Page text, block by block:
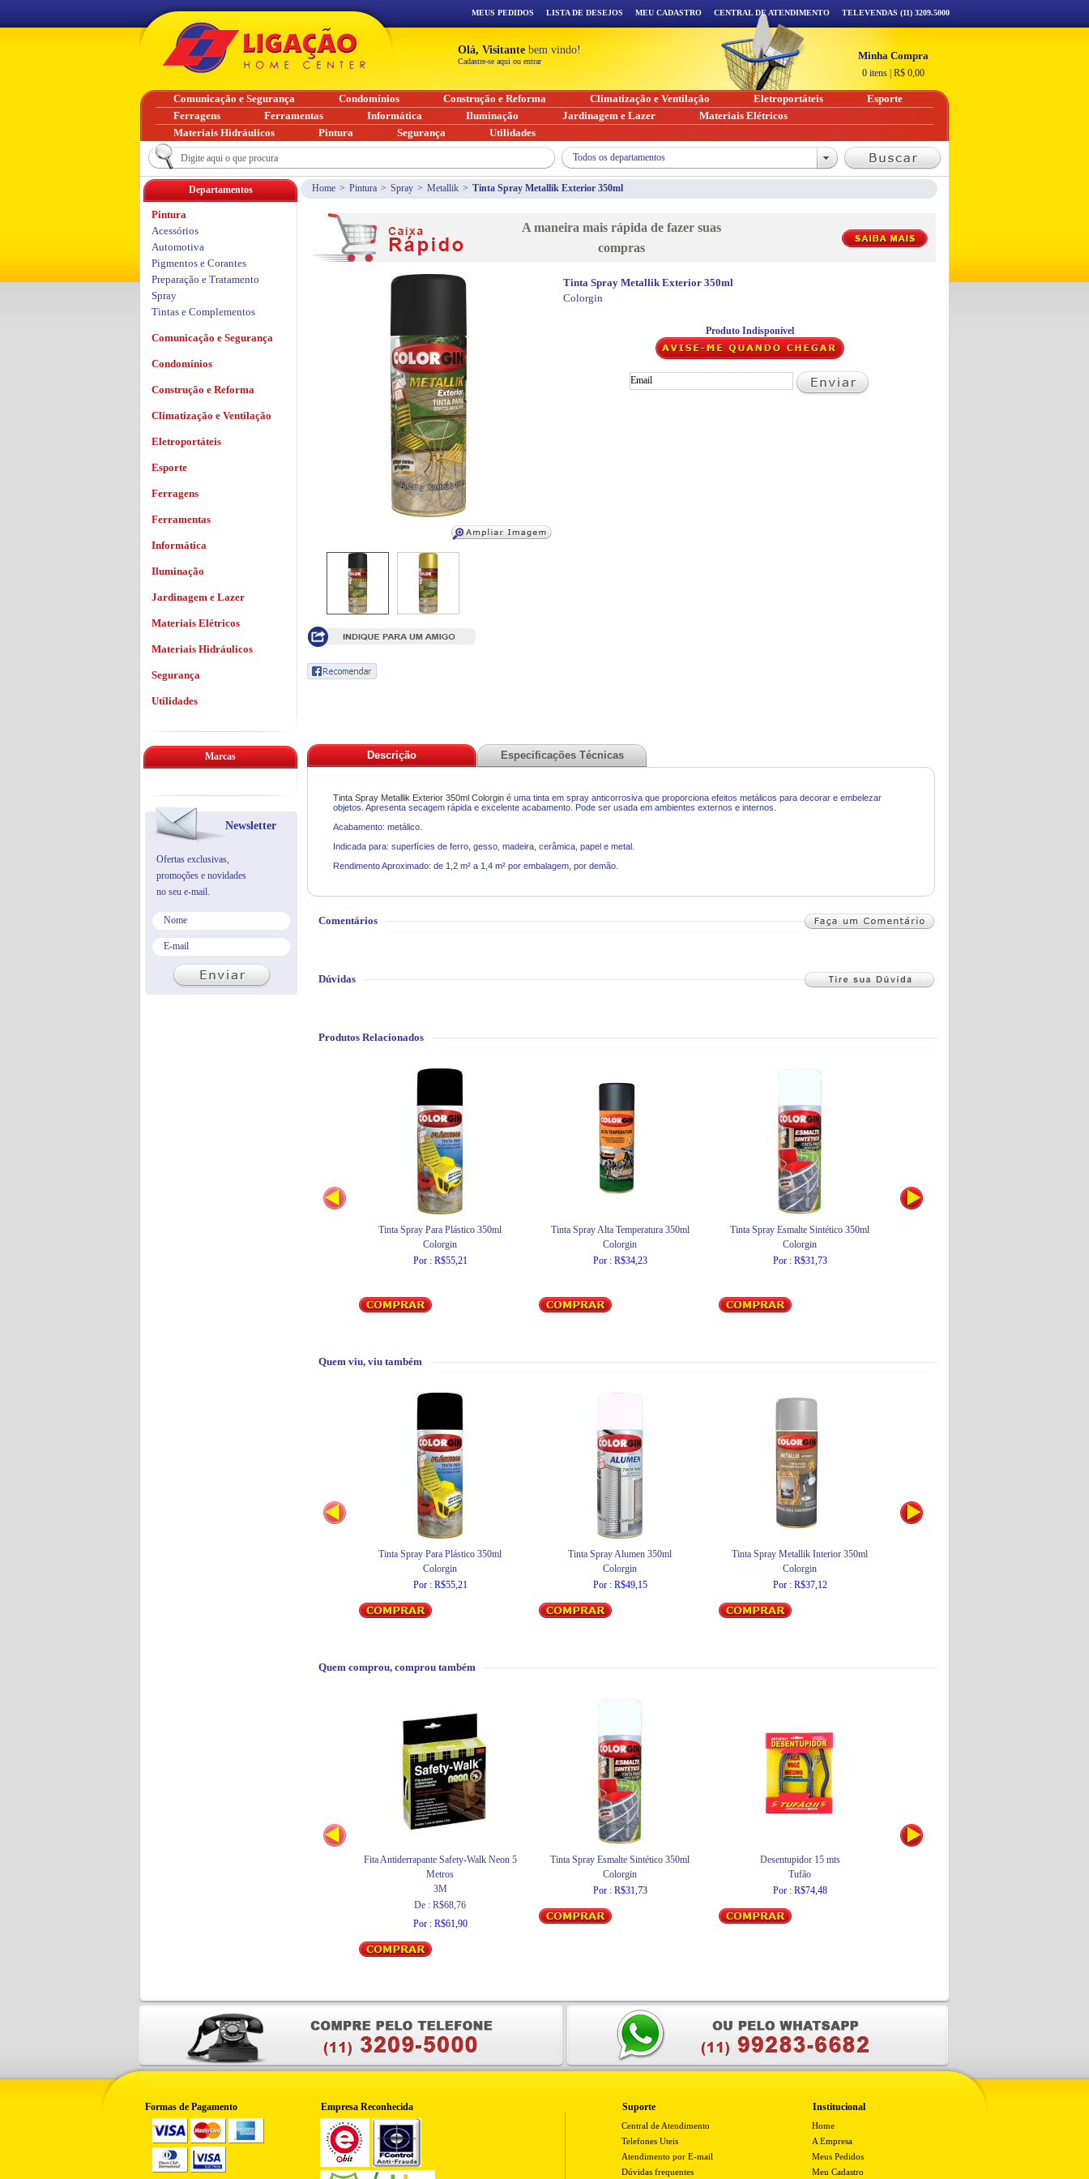
Home > Pintura > Spray > Metallik > Tinta Spray Metallik Exterior 350ml
A maneira mais rápida de fazer suas
compras
Tinta Spray Metallik Exterior 350ml
Colorgin
Produto Indisponível
Descrição Especificações Técnicas
Tinta Spray Metallik Exterior 350ml Colorgin é uma tinta em spray anticorrosiva que proporciona efeitos metálicos para decorar e embelezar
objetos. Apresenta secagem rápida e excelente acabamento. Pode ser usada em ambientes externos e internos.
Acabamento: metálico.
Indicada para: superfícies de ferro, gesso, madeira, cerâmica, papel e metal.
Rendimento Aproximado: de 1,2 m² a 1,4 m² por embalagem, por demão.
Comentários
Dúvidas
Produtos Relacionados
Tinta Spray Para Plástico 350ml
Colorgin
Por : R$55,21
Tinta Spray Alta Temperatura 350ml
Colorgin
Por : R$34,23
Tinta Spray Esmalte Sintético 350ml
Colorgin
Por : R$31,73
Quem viu, viu também
Tinta Spray Para Plástico 350ml
Colorgin
Por : R$55,21
Tinta Spray Alumen 350ml
Colorgin
Por : R$49,15
Tinta Spray Metallik Interior 350ml
Colorgin
Por : R$37,12
Quem comprou, comprou também
Fita Antiderrapante Safety-Walk Neon 5
Metros
3M
De : R$68,76
Por : R$61,90
Tinta Spray Esmalte Sintético 350ml
Colorgin
Por : R$31,73
Desentupidor 15 mts
Tufão
Por : R$74,48
Departamentos
Pintura
Acessórios
Automotiva
Pigmentos e Corantes
Preparação e Tratamento
Spray
Tintas e Complementos
Comunicação e Segurança
Condomínios
Construção e Reforma
Climatização e Ventilação
Eletroportáteis
Esporte
Ferragens
Ferramentas
Informática
Iluminação
Jardinagem e Lazer
Materiais Elétricos
Materiais Hidráulicos
Segurança
Utilidades
Marcas
Newsletter
Ofertas exclusivas,
promoções e novidades
no seu e-mail.
MEUS PEDIDOS LISTA DE DESEJOS MEU CADASTRO CENTRAL DE ATENDIMENTO TELEVENDAS (11) 3209.5000
Olá, Visitante bem vindo!
Cadastre-se aqui ou entrar Minha Compra
0 itens R$ 0,00
Comunicação e Segurança Condomínios Construção e Reforma Climatização e Ventilação Eletroportáteis
Esporte
Ferragens
Ferramentas Informática Iluminação Jardinagem e Lazer
Materiais Elétricos
Materiais Hidráulicos
Pintura Segurança Utilidades
Todos os departamentos
Formas de Pagamento Empresa Reconhecida Suporte
Central de Atendimento
Telefones Uteis
Atendimento por E-mail
Dúvidas frequentes
Institucional
Home
A Empresa
Meus Pedidos
Meu Cadastro